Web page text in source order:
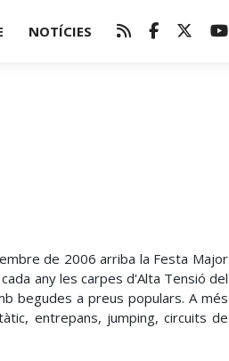
NOTÍCIES
de 2006 arriba la Festa Major
any les carpes d'Alta Tensió del
begudes a preus populars. A més
entrepans, jumping, circuits de